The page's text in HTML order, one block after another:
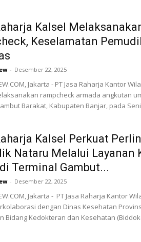
Kalsel
Keselamatan
- Desember 22, 2025
Jakarta - PT Jasa Raharja Kantor
rampcheck armada angkutan
Barakat, Kabupaten Banjar, pada
Kalsel Perkuat
Nataru Melalui Layanan
Terminal Gambut...
- Desember 22, 2025
Jakarta - PT Jasa Raharja Kantor
dengan Dinas Kesehatan
Bidang Kedokteran dan Kesehatan